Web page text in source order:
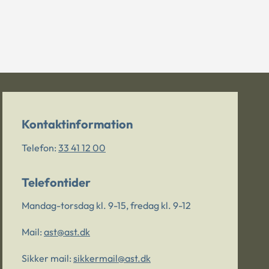
Kontaktinformation
Telefon: 33 41 12 00
Telefontider
Mandag-torsdag kl. 9-15, fredag kl. 9-12
Mail: ast@ast.dk
Sikker mail: sikkermail@ast.dk